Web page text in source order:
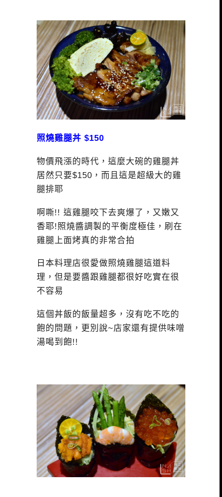
照燒雞腿丼 $150
物價飛漲的時代，這麼大碗的雞腿丼
居然只要$150，而且這是超級大的雞
腿排耶
啊嘶!! 這雞腿咬下去爽爆了，又嫩又
香耶!照燒醬調製的平衡度極佳，刷在
雞腿上面烤真的非常合拍
日本料理店很愛做照燒雞腿這道料
理，但是要醬跟雞腿都很好吃實在很
不容易
這個丼飯的飯量超多，沒有吃不吃的
飽的問題，更別說~店家還有提供味噌
湯喝到飽!!